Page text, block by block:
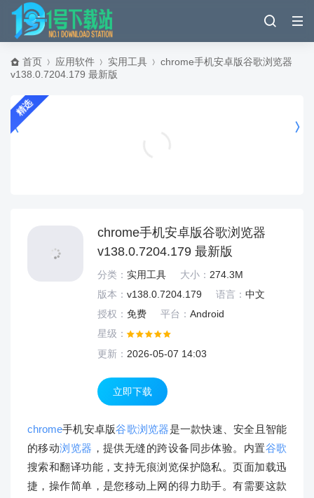
首页 应用软件 实用工具
chrome手机安卓版谷歌浏览器
v138.0.7204.179 最新版
精选
chrome手机安卓版谷歌浏览器
v138.0.7204.179 最新版
分类： 实用工具 大小： 274.3M
版本： v138.0.7204.179 语言： 中文
授权： 免费 平台： Android
星级：
更新： 2026-05-07 14:03
立即下载
chrome手机安卓版谷歌浏览器是一款快速、安全且智能
的移动浏览器 ，提供无缝的跨设备同步体验。内置谷歌
搜索和翻译功能，支持无痕浏览保护隐私。页面加载迅
捷，操作简单，是您移动上网的得力助手。有需要这款